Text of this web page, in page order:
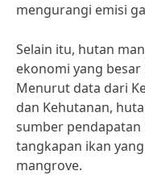
mengurangi emisi
Selain itu, hutan
ekonomi yang
Menurut data dari
dan Kehutanan,
sumber pendapatan
tangkapan ikan
mangrove.